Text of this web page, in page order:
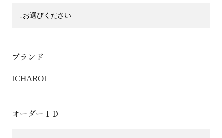
ブランド
ICHAROI
オーダーＩＤ